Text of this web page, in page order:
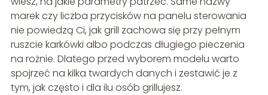
marek czy liczba przycisków na panelu sterowania
nie powiedzą Ci, jak grill zachowa się przy pełnym
ruszcie karkówki albo podczas długiego pieczenia
na rożnie. Dlatego przed wyborem modelu warto
spojrzeć na kilka twardych danych i zestawić je z
tym, jak często i dla ilu osób grillujesz.